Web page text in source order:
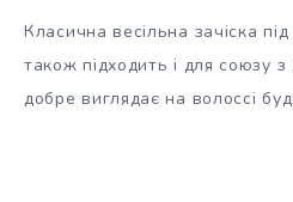
Класична весільна зачіска
також підходить і для союзу
добре виглядає на волоссі